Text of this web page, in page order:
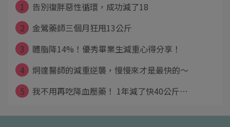
1
告別復胖惡性循環，成功減了18
2
金鶯藥師三個月狂甩13公斤
3
體脂降14%！優秀畢業生減重心得分享！
4
炯達醫師的減重逆襲，慢慢來才是最快的～
5
我不用再吃降血壓藥！ 1年減了快40公斤⋯